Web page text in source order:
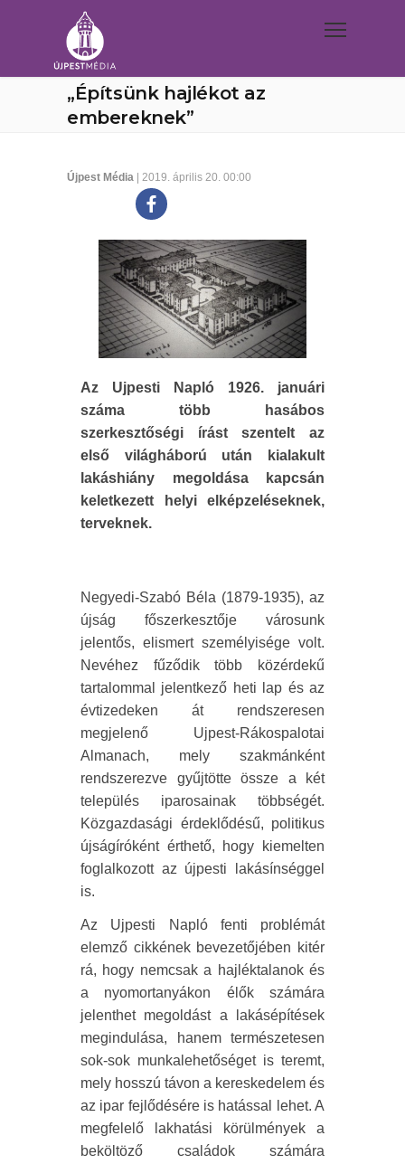
„Építsünk hajlékot az
embereknek”
Újpest Média | 2019. április 20. 00:00
Az Ujpesti Napló 1926. januári
száma több hasábos
szerkesztőségi írást szentelt az
első világháború után kialakult
lakáshiány megoldása kapcsán
keletkezett helyi elképzeléseknek,
terveknek.
Negyedi-Szabó Béla (1879-1935), az
újság főszerkesztője városunk
jelentős, elismert személyisége volt.
Nevéhez fűződik több közérdekű
tartalommal jelentkező heti lap és az
évtizedeken át rendszeresen
megjelenő Ujpest-Rákospalotai
Almanach, mely szakmánként
rendszerezve gyűjtötte össze a két
település iparosainak többségét.
Közgazdasági érdeklődésű, politikus
újságíróként érthető, hogy kiemelten
foglalkozott az újpesti lakásínséggel
is.
Az Ujpesti Napló fenti problémát
elemző cikkének bevezetőjében kitér
rá, hogy nemcsak a hajléktalanok és
a nyomortanyákon élők számára
jelenthet megoldást a lakásépítések
megindulása, hanem természetesen
sok-sok munkalehetőséget is teremt,
mely hosszú távon a kereskedelem és
az ipar fejlődésére is hatással lehet. A
megfelelő lakhatási körülmények a
beköltöző családok számára